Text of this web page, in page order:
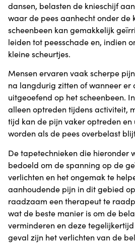
dansen, belasten de knieschijf
waar de pees aanhecht onder de
scheenbeen kan gemakkelijk
leiden tot peesschade en, indien
kleine scheurtjes.
Mensen ervaren vaak scherpe
na langdurig zitten of wanneer er
uitgeoefend op het scheenbeen.
alleen optreden tijdens activiteit,
tijd kan de pijn vaker optreden
worden als de pees overbelast
De tapetechnieken die hieronder
bedoeld om de spanning op de
verlichten en het ongemak te
aanhoudende pijn in dit gebied
raadzaam een therapeut te
wat de beste manier is om de
verminderen en deze
geval zijn het verlichten van de